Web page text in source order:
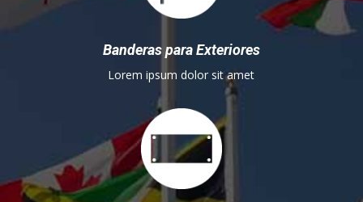
Banderas para Exteriores
Lorem ipsum dolor sit amet